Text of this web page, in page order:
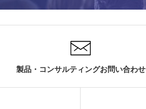
製品・コンサルティングお問い合わせ